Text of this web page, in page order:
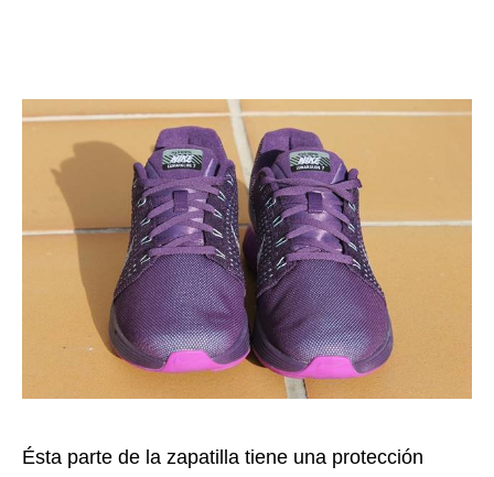
Ésta parte de la zapatilla tiene una protección